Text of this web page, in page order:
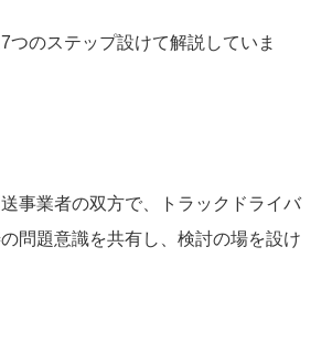
つのステップ設けて解説していま
事業者の双方で、トラックドライバ
問題意識を共有し、検討の場を設け